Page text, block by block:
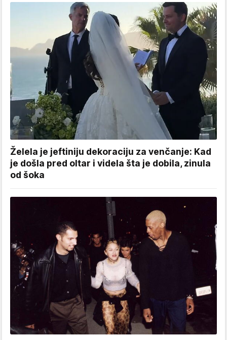
Želela je jeftiniju dekoraciju za venčanje: Kad
je došla pred oltar i videla šta je dobila, zinula
od šoka